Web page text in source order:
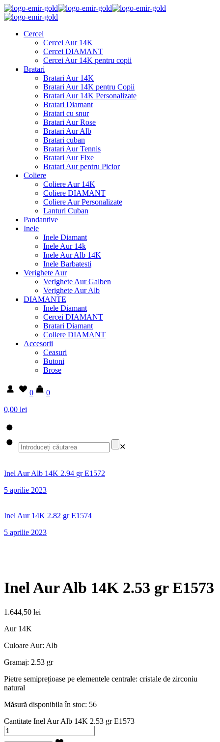
Cercei
Cercei Aur 14K
Cercei DIAMANT
Cercei Aur 14K pentru copii
Bratari
Bratari Aur 14K
Bratari Aur 14K pentru Copii
Bratari Aur 14K Personalizate
Bratari Diamant
Bratari cu snur
Bratari Aur Rose
Bratari Aur Alb
Bratari cuban
Bratari Aur Tennis
Bratari Aur Fixe
Bratari Aur pentru Picior
Coliere
Coliere Aur 14K
Coliere DIAMANT
Coliere Aur Personalizate
Lanturi Cuban
Pandantive
Inele
Inele Diamant
Inele Aur 14k
Inele Aur Alb 14K
Inele Barbatesti
Verighete Aur
Verighete Aur Galben
Verighete Aur Alb
DIAMANTE
Inele Diamant
Cercei DIAMANT
Bratari Diamant
Coliere DIAMANT
Accesorii
Ceasuri
Butoni
Brose
0
0
0,00 lei
✕
Inel Aur Alb 14K 2.94 gr E1572
5 aprilie 2023
Inel Aur 14K 2.82 gr E1574
5 aprilie 2023
Inel Aur Alb 14K 2.53 gr E1573
1.644,50 lei
Aur 14K
Culoare Aur: Alb
Gramaj: 2.53 gr
Pietre semiprețioase pe elementele centrale: cristale de zirconiu
natural
Măsură disponibila în stoc: 56
Cantitate Inel Aur Alb 14K 2.53 gr E1573